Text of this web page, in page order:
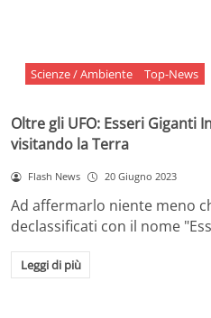
Scienze / Ambiente Top-News
Oltre gli UFO: Esseri Giganti
visitando la Terra
Flash News 20 Giugno 2023
Ad affermarlo niente meno
declassificati con il nome
Leggi di più